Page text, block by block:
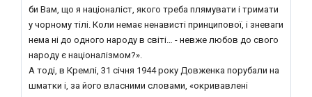
би Вам, що я націоналіст, якого треба плямувати і тримати
у чорному тілі. Коли немає ненависті принципової, і зневаги
нема ні до одного народу в світі… - невже любов до свого
народу є націоналізмом?».
А тоді, в Кремлі, 31 січня 1944 року Довженка порубали на
шматки і, за його власними словами, «окривавлені